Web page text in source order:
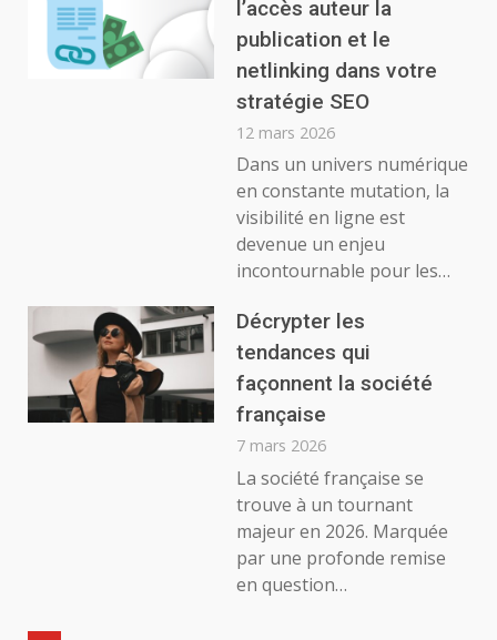
l’accès auteur la
publication et le
netlinking dans votre
stratégie SEO
12 mars 2026
Dans un univers numérique
en constante mutation, la
visibilité en ligne est
devenue un enjeu
incontournable pour les…
Décrypter les
tendances qui
façonnent la société
française
7 mars 2026
La société française se
trouve à un tournant
majeur en 2026. Marquée
par une profonde remise
en question…